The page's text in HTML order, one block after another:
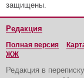
защищены.
Редакция
Полная версия
ЖЖ
Редакция в